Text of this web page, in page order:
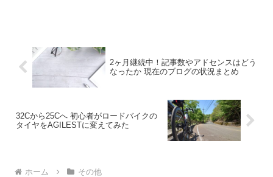
2ヶ月継続中！記事数やアドセンスはどう
なったか 現在のブログの状況まとめ
32Cから25Cへ 初心者がロードバイクの
タイヤをAGILESTに変えてみた
ホーム その他